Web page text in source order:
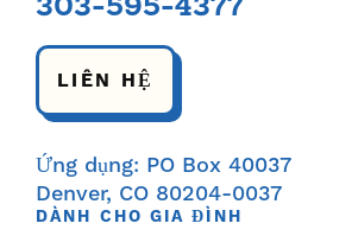
303-595-4377
LIÊN HỆ
Ứng dụng: PO Box 40037
Denver, CO 80204-0037
DÀNH CHO GIA ĐÌNH